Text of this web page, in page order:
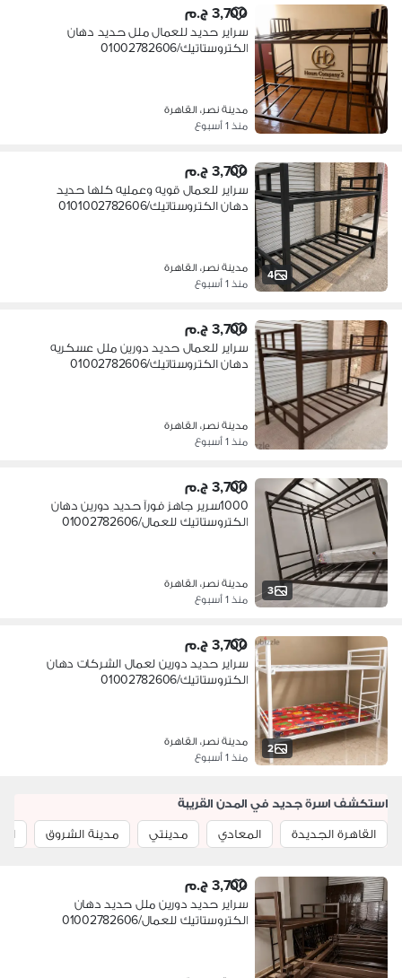
3,700 ج.م
سراير حديد للعمال ملل حديد دهان
الكتروستاتيك/01002782606
مدينة نصر، القاهرة
منذ 1 أسبوع
4
3,700 ج.م
سراير للعمال قويه وعمليه كلها حديد
دهان الكتروستاتيك/0101002782606
مدينة نصر، القاهرة
منذ 1 أسبوع
3,700 ج.م
سراير للعمال حديد دورين ملل عسكريه
دهان الكتروستاتيك/01002782606
مدينة نصر، القاهرة
منذ 1 أسبوع
3
3,700 ج.م
1000سرير جاهز فورآ حديد دورين دهان
الكتروستاتيك للعمال/01002782606
مدينة نصر، القاهرة
منذ 1 أسبوع
2
3,700 ج.م
سراير حديد دورين لعمال الشركات دهان
الكتروستاتيك/01002782606
مدينة نصر، القاهرة
منذ 1 أسبوع
استكشف اسرة جديد في المدن القريبة
القاهرة الجديدة
المعادي مدينتي مدينة الشروق
3,700 ج.م
سراير حديد دورين ملل حديد دهان
الكتروستاتيك للعمال/01002782606